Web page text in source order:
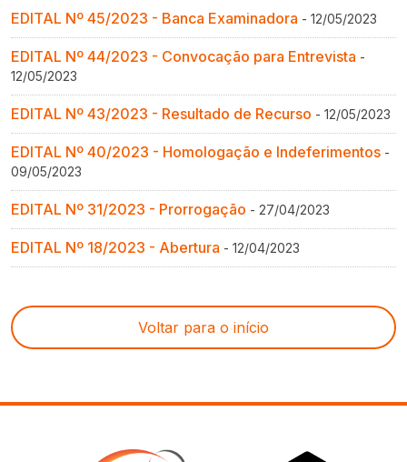
EDITAL Nº 45/2023 - Banca Examinadora - 12/05/2023
EDITAL Nº 44/2023 - Convocação para Entrevista -
12/05/2023
EDITAL Nº 43/2023 - Resultado de Recurso - 12/05/2023
EDITAL Nº 40/2023 - Homologação e Indeferimentos -
09/05/2023
EDITAL Nº 31/2023 - Prorrogação - 27/04/2023
EDITAL Nº 18/2023 - Abertura - 12/04/2023
Voltar para o início